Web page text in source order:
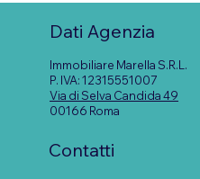
Dati Agenzia
Immobiliare Marella S.R.L.
P. IVA: 12315551007
Via di Selva Candida 49
00166 Roma
Contatti